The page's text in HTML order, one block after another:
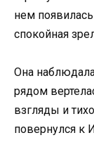
нем
спокойная
Она
рядом
взгляды и
повернулся к